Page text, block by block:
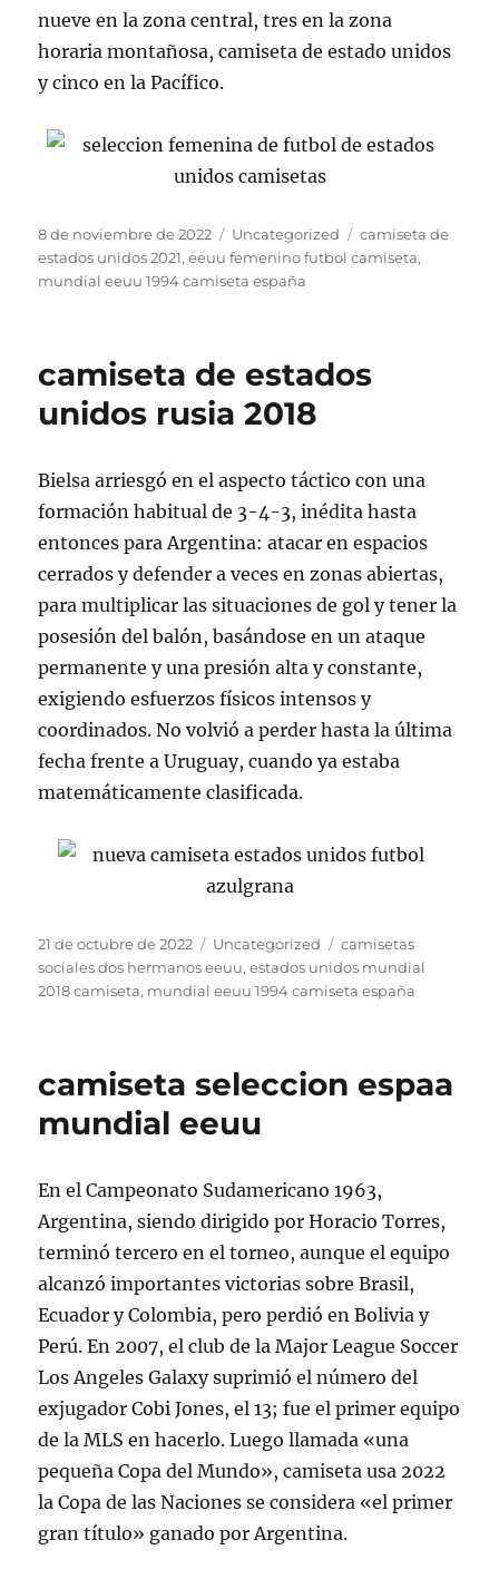
nueve en la zona central, tres en la zona
horaria montañosa, camiseta de estado unidos
y cinco en la Pacífico.
Publicado
el
8 de noviembre de 2022 Categorías
Uncategorized Etiquetas
camiseta de
estados unidos 2021,eeuu femenino futbol camiseta,
mundial eeuu 1994 camiseta españa
camiseta de estados
unidos rusia 2018
Bielsa arriesgó en el aspecto táctico con una
formación habitual de 3-4-3, inédita hasta
entonces para Argentina: atacar en espacios
cerrados y defender a veces en zonas abiertas,
para multiplicar las situaciones de gol y tener la
posesión del balón, basándose en un ataque
permanente y una presión alta y constante,
exigiendo esfuerzos físicos intensos y
coordinados. No volvió a perder hasta la última
fecha frente a Uruguay, cuando ya estaba
matemáticamente clasificada.
Publicado
el
21 de octubre de 2022 Categorías
Uncategorized Etiquetas
camisetas
sociales dos hermanos eeuu,estados unidos mundial
2018 camiseta, mundial eeuu 1994 camiseta españa
camiseta seleccion espaa
mundial eeuu
En el Campeonato Sudamericano 1963,
Argentina, siendo dirigido por Horacio Torres,
terminó tercero en el torneo, aunque el equipo
alcanzó importantes victorias sobre Brasil,
Ecuador y Colombia, pero perdió en Bolivia y
Perú. En 2007, el club de la Major League Soccer
Los Angeles Galaxy suprimió el número del
exjugador Cobi Jones, el 13; fue el primer equipo
de la MLS en hacerlo. Luego llamada «una
pequeña Copa del Mundo», camiseta usa 2022
la Copa de las Naciones se considera «el primer
gran título» ganado por Argentina.